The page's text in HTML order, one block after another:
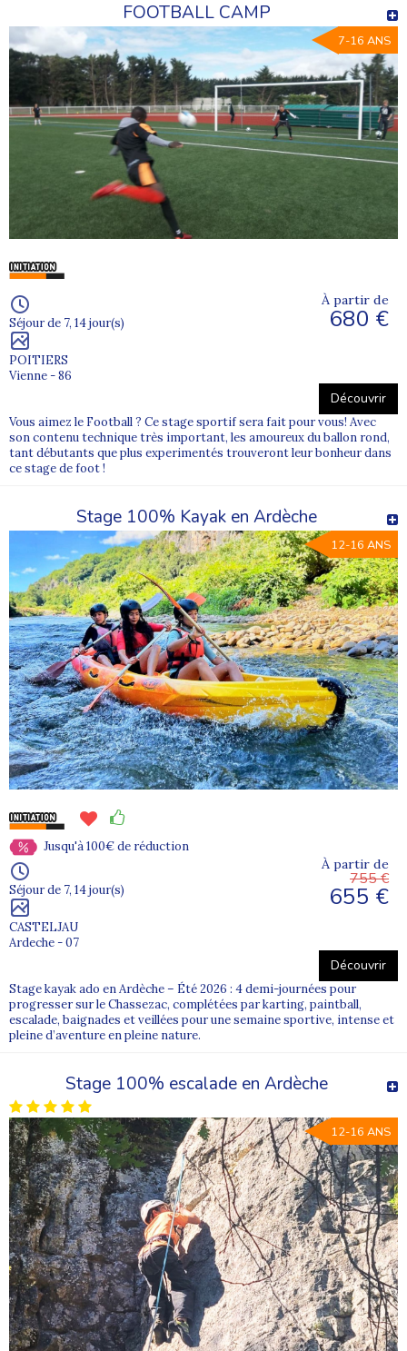
FOOTBALL CAMP
7-16 ANS
Séjour de 7, 14 jour(s)
POITIERS
Vienne - 86
À partir de
680 €
Découvrir
Vous aimez le Football ? Ce stage sportif sera fait pour vous! Avec
son contenu technique très important, les amoureux du ballon rond,
tant débutants que plus experimentés trouveront leur bonheur dans
ce stage de foot !
Stage 100% Kayak en Ardèche
12-16 ANS
Jusqu'à 100€ de réduction
Séjour de 7, 14 jour(s)
CASTELJAU
Ardeche - 07
À partir de
755 €
655 €
Découvrir
Stage kayak ado en Ardèche – Été 2026 : 4 demi-journées pour
progresser sur le Chassezac, complétées par karting, paintball,
escalade, baignades et veillées pour une semaine sportive, intense et
pleine d’aventure en pleine nature.
Stage 100% escalade en Ardèche
12-16 ANS